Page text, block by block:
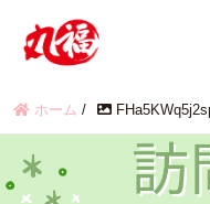
ホーム /